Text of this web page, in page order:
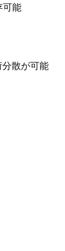
可能
散が可能